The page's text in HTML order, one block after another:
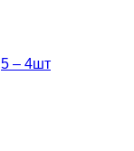
– 4шт